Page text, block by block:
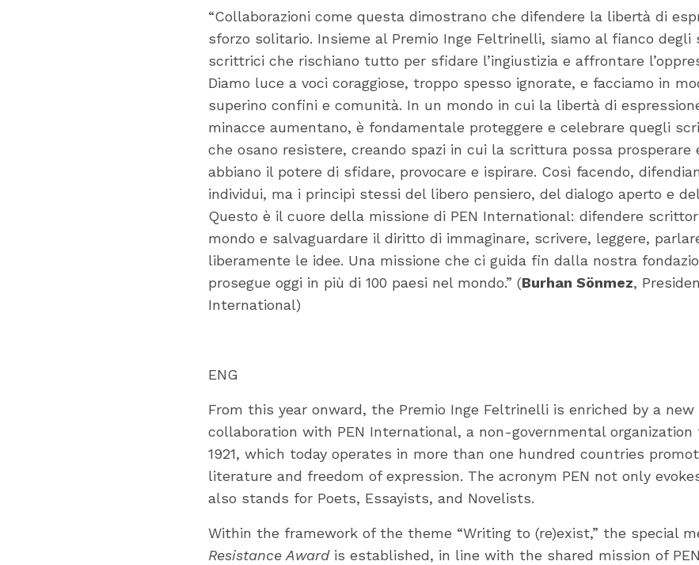
“Collaborazioni come questa dimostrano che difendere la libertà di
sforzo solitario. Insieme al Premio Inge Feltrinelli, siamo al fianco
scrittrici che rischiano tutto per sfidare l’ingiustizia e affrontare
Diamo luce a voci coraggiose, troppo spesso ignorate, e facciamo in
superino confini e comunità. In un mondo in cui la libertà di
minacce aumentano, è fondamentale proteggere e celebrare quegli
che osano resistere, creando spazi in cui la scrittura possa prosperare
abbiano il potere di sfidare, provocare e ispirare. Così facendo,
individui, ma i principi stessi del libero pensiero, del dialogo aperto e
Questo è il cuore della missione di PEN International: difendere
mondo e salvaguardare il diritto di immaginare, scrivere, leggere,
liberamente le idee. Una missione che ci guida fin dalla nostra
prosegue oggi in più di 100 paesi nel mondo.” (Burhan Sönmez,
International)
ENG
From this year onward, the Premio Inge Feltrinelli is enriched by a
collaboration with PEN International, a non-governmental organization
1921, which today operates in more than one hundred countries
literature and freedom of expression. The acronym PEN not only
also stands for Poets, Essayists, and Novelists.
Within the framework of the theme “Writing to (re)exist,” the special
Resistance Awardis established, in line with the shared mission of